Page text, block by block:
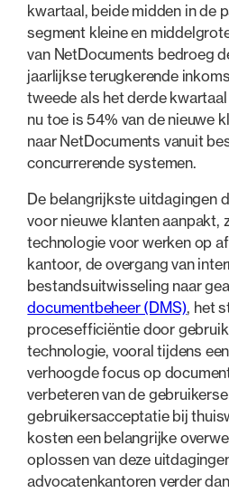
kwartaal, beide midden in de
segment kleine en
van NetDocuments bedroeg
jaarlijkse terugkerende
tweede als het derde
nu toe is 54% van de nieuwe
naar NetDocuments vanuit
concurrerende systemen.
De belangrijkste uitdagingen
voor nieuwe klanten aanpakt,
technologie voor werken op
kantoor, de overgang van
bestandsuitwisseling naar
documentbeheer (DMS), het
procesefficiëntie door
technologie, vooral tijdens
verhoogde focus op
verbeteren van de
gebruikersacceptatie bij
kosten een belangrijke
oplossen van deze
advocatenkantoren verder